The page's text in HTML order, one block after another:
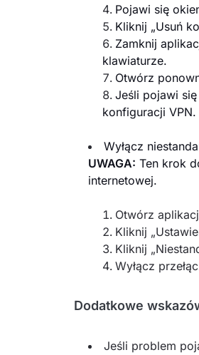
Pojawi się
Kliknij „Usuń
Zamknij
klawiaturze.
Otwórz
Jeśli pojawi
konfiguracji VPN.
Wyłącz
UWAGA: Ten krok
internetowej.
Otwórz
Kliknij
Kliknij
Wyłącz
Dodatkowe
Jeśli problem